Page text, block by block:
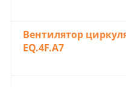
Вентилятор
EQ.4F.A7